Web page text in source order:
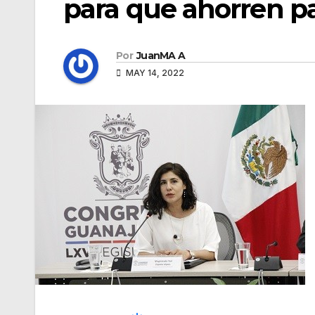
para que ahorren
Por JuanMA A
MAY 14, 2022